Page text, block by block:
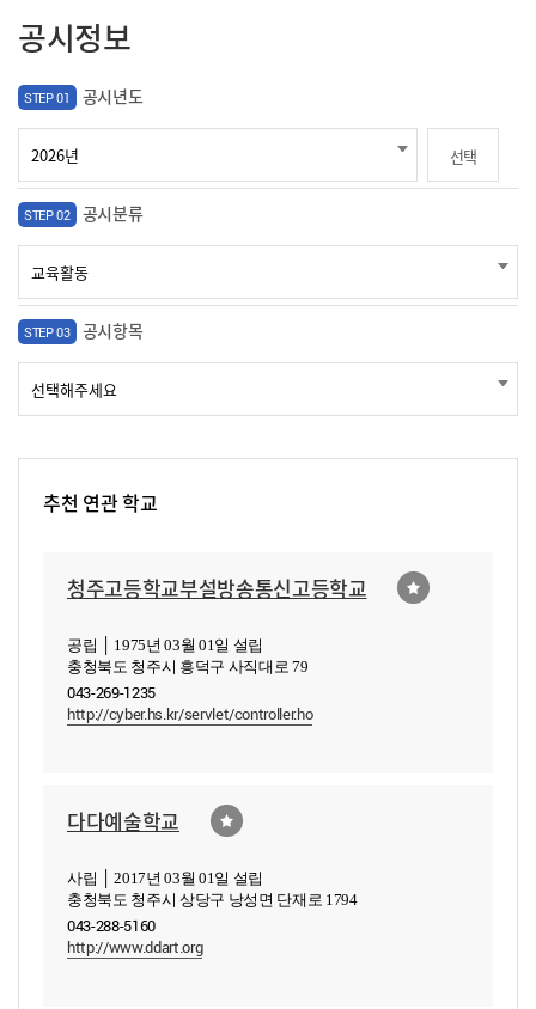
공시정보
STEP 01 공시년도
선택
STEP 02 공시분류
STEP 03 공시항목
추천 연관 학교
청주고등학교부설방송통신고등학교
공립 │ 1975년 03월 01일 설립
충청북도 청주시 흥덕구 사직대로 79
043-269-1235
http://cyber.hs.kr/servlet/controller.ho
다다예술학교
사립 │ 2017년 03월 01일 설립
충청북도 청주시 상당구 낭성면 단재로 1794
043-288-5160
http://www.ddart.org